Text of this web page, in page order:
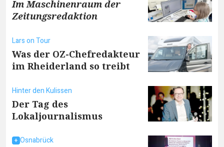
Im Maschinenraum der
Zeitungsredaktion
Lars on Tour
Was der OZ-Chefredakteur
im Rheiderland so treibt
Hinter den Kulissen
Der Tag des
Lokaljournalismus
Osnabrück